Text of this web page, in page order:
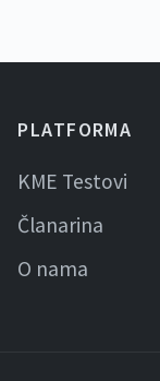
PLATFORMA
KME Testovi
Članarina
O nama